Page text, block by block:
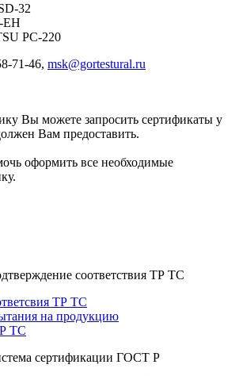
32
ЕН
PC-220
71-46, msk@gortestural.ru
Вы можете запросить сертификаты у
Вам предоставить.
оформить все необходимые
соответствия ТР ТС
ТР ТС
на продукцию
ТС
сертификации ГОСТ Р